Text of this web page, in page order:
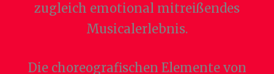
zugleich emotional mitreißendes
Musicalerlebnis.
Die choreografischen Elemente von